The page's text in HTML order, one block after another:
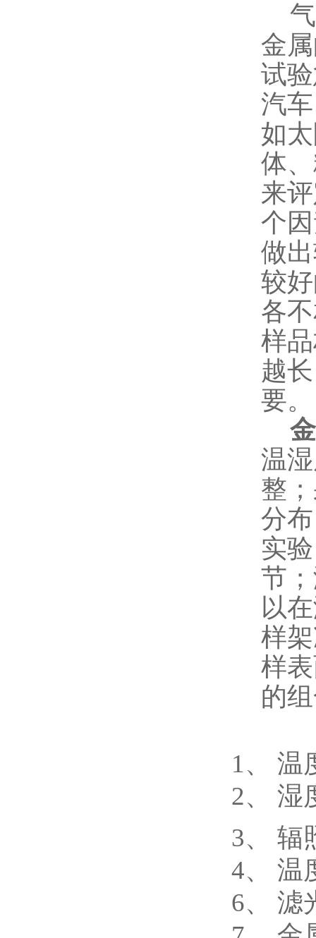
金
试
汽
如
体
来
个
做
较
各
样
越
要。
温
整
分
实
节
以
样
样
的
1 、 温
2、 湿
3、 辐
4、 温
6、 滤